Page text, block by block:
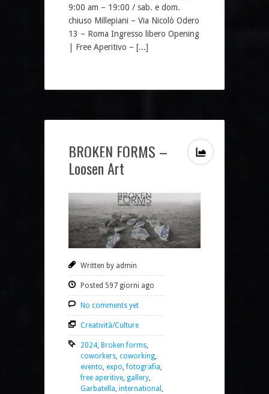
9:00 am – 19:00 / sab. e dom.
chiuso Millepiani – Via Nicolò Odero
13 – Roma Ingresso libero Opening
| Free Aperitivo – [...]
BROKEN FORMS –
Loosen Art
Written by admin
Posted 597 giorni ago
No comments yet
Creatività/Culture
2024, Broken forms,
coworkers, coworking,
evento, expo,fotografia,
free aperitive, gallery,
Garbatella, international ,